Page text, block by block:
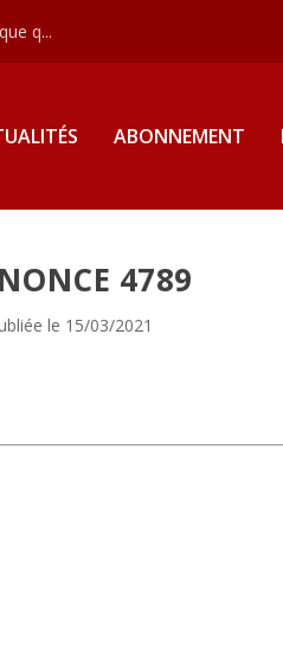
q...
ABONNEMENT
4789
le 15/03/2021